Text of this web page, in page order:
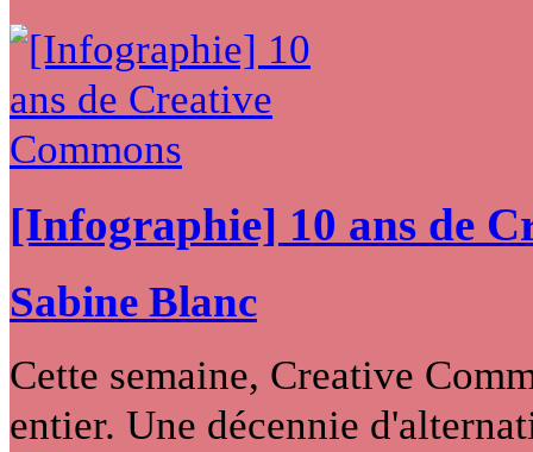
[Infographie] 10 ans de
Sabine Blanc
Cette semaine, Creative
entier. Une décennie